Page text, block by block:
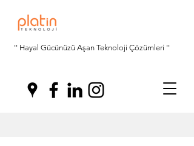
'' Hayal Gücünüzü Aşan Teknoloji Çözümleri ''